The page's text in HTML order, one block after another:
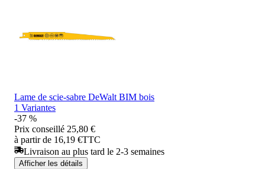
Lame de scie-sabre DeWalt BIM bois
1 Variantes
-37 %
Prix conseillé 25,80 €
à partir de 16,19 €TTC
Livraison au plus tard le 2-3 semaines
Afficher les détails